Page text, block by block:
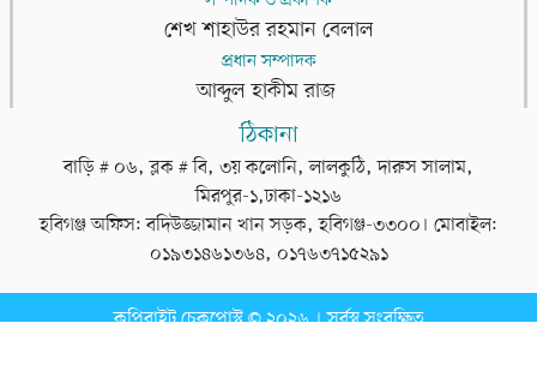
শেখ শাহাউর রহমান বেলাল
প্রধান সম্পাদক
আব্দুল হাকীম রাজ
ঠিকানা
বাড়ি # ০৬, ব্লক # বি, ৩য় কলোনি, লালকুঠি, দারুস সালাম,
মিরপুর-১,ঢাকা-১২১৬
হবিগঞ্জ অফিস: বদিউজ্জামান খান সড়ক, হবিগঞ্জ-৩৩০০। মোবাইল:
০১৯৩১৪৬১৩৬৪, ০১৭৬৩৭১৫২৯১
কপিরাইট চেকপোস্ট © ২০২৬ । সর্বস্ব সংরক্ষিত